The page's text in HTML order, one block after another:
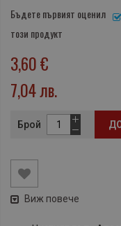
Бъдете първият оценил
този продукт
3,60 €
7,04 лв.
Брой
Виж повече